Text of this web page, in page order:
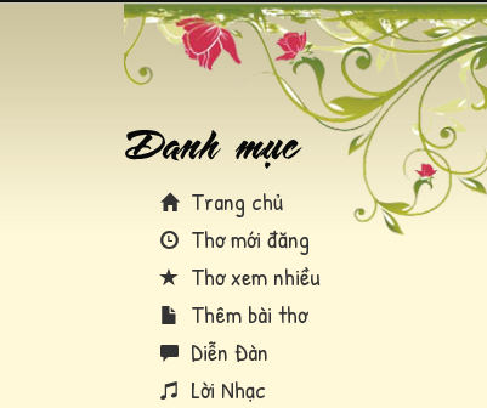
Trang chủ
Thơ mới đăng
Thơ xem nhiều
Thêm bài thơ
Diễn Đàn
Lời Nhạc